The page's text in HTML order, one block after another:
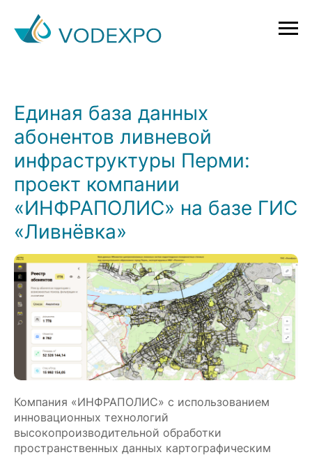
Единая база данных
абонентов ливневой
инфраструктуры Перми:
проект компании
«ИНФРАПОЛИС» на базе ГИС
«Ливнёвка»
Компания «ИНФРАПОЛИС» с использованием
инновационных технологий
высокопроизводительной обработки
пространственных данных картографическим